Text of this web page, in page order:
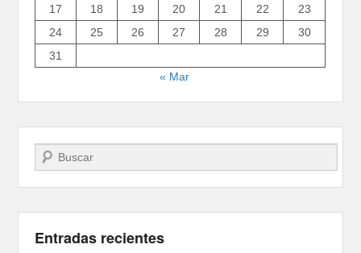
17
18 19 20 21 22
23
24
25 26 27 28 29
30
31
« Mar
Buscar
Entradas recientes